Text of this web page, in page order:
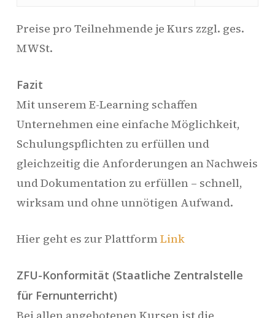
Preise pro Teilnehmende je Kurs zzgl. ges.
MWSt.
Fazit
Mit unserem E-Learning schaffen
Unternehmen eine einfache Möglichkeit,
Schulungspflichten zu erfüllen und
gleichzeitig die Anforderungen an Nachweis
und Dokumentation zu erfüllen – schnell,
wirksam und ohne unnötigen Aufwand.
Hier geht es zur Plattform Link
ZFU-Konformität (Staatliche Zentralstelle
für Fernunterricht)